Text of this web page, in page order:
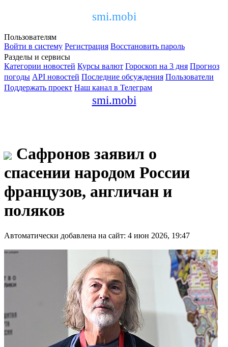
smi.mobi
Пользователям
Войти в систему Регистрация Восстановить пароль
Разделы и сервисы
Категории новостей Курсы валют Гороскоп на 3 дня Прогноз
погоды API новостей Последние обсуждения Пользователи
Поддержать проект Наш канал в Телеграм
smi.mobi
Сафронов заявил о
спасении народом России
французов, англичан и
поляков
Автоматически добавлена на сайт: 4 июн 2026, 19:47